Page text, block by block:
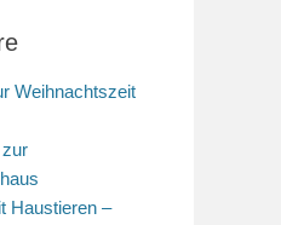
Weihnachtszeit
Haustieren –